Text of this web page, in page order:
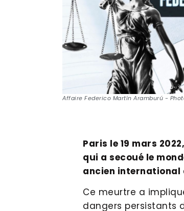
Affaire Federico Martín Aramburú - Photo
Paris le 19 mars
qui a secoué le
ancien
Ce meurtre a
dangers persistants